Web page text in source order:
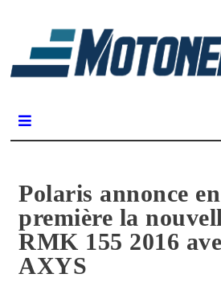
Polaris annonce
première la
RMK 155 2016
AXYS